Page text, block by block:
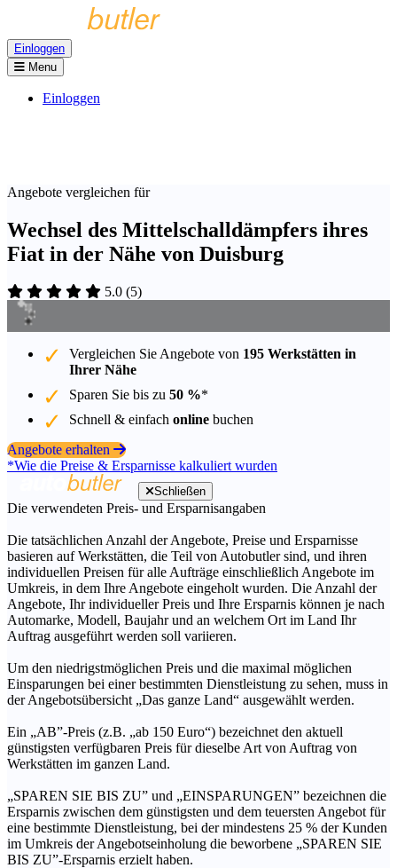
Einloggen
Menu
Einloggen
Angebote vergleichen für
Wechsel des Mittelschalldämpfers ihres
Fiat in der Nähe von Duisburg
5.0 (5)
Vergleichen Sie Angebote von 195 Werkstätten in
Ihrer Nähe
Sparen Sie bis zu 50 %*
Schnell & einfach online buchen
Angebote erhalten
*Wie die Preise & Ersparnisse kalkuliert wurden
Schließen
Die verwendeten Preis- und Ersparnisangaben
Die tatsächlichen Anzahl der Angebote, Preise und Ersparnisse
basieren auf Werkstätten, die Teil von Autobutler sind, und ihren
individuellen Preisen für alle Aufträge einschließlich Angebote im
Umkreis, in dem Ihre Angebote eingeholt wurden. Die Anzahl der
Angebote, Ihr individueller Preis und Ihre Ersparnis können je nach
Automarke, Modell, Baujahr und an welchem Ort im Land Ihr
Auftrag ausgeführt werden soll variieren.
Um den niedrigstmöglichen Preis und die maximal möglichen
Einsparungen bei einer bestimmten Dienstleistung zu sehen, muss in
der Angebotsübersicht „Das ganze Land“ ausgewählt werden.
Ein „AB”-Preis (z.B. „ab 150 Euro“) bezeichnet den aktuell
günstigsten verfügbaren Preis für dieselbe Art von Auftrag von
Werkstätten im ganzen Land.
„SPAREN SIE BIS ZU” und „EINSPARUNGEN” bezeichnen die
Ersparnis zwischen dem günstigsten und dem teuersten Angebot für
eine bestimmte Dienstleistung, bei der mindestens 25 % der Kunden
im Umkreis der Angebotseinholung die beworbene „SPAREN SIE
BIS ZU”-Ersparnis erzielt haben.